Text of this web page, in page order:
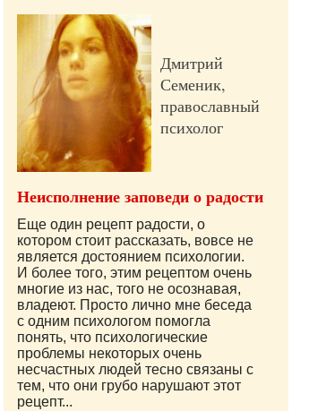
Дмитрий
Семеник,
православный
психолог
Неисполнение заповеди о радости
Еще один рецепт радости, о
котором стоит рассказать, вовсе не
является достоянием психологии.
И более того, этим рецептом очень
многие из нас, того не осознавая,
владеют. Просто лично мне беседа
с одним психологом помогла
понять, что психологические
проблемы некоторых очень
несчастных людей тесно связаны с
тем, что они грубо нарушают этот
рецепт...